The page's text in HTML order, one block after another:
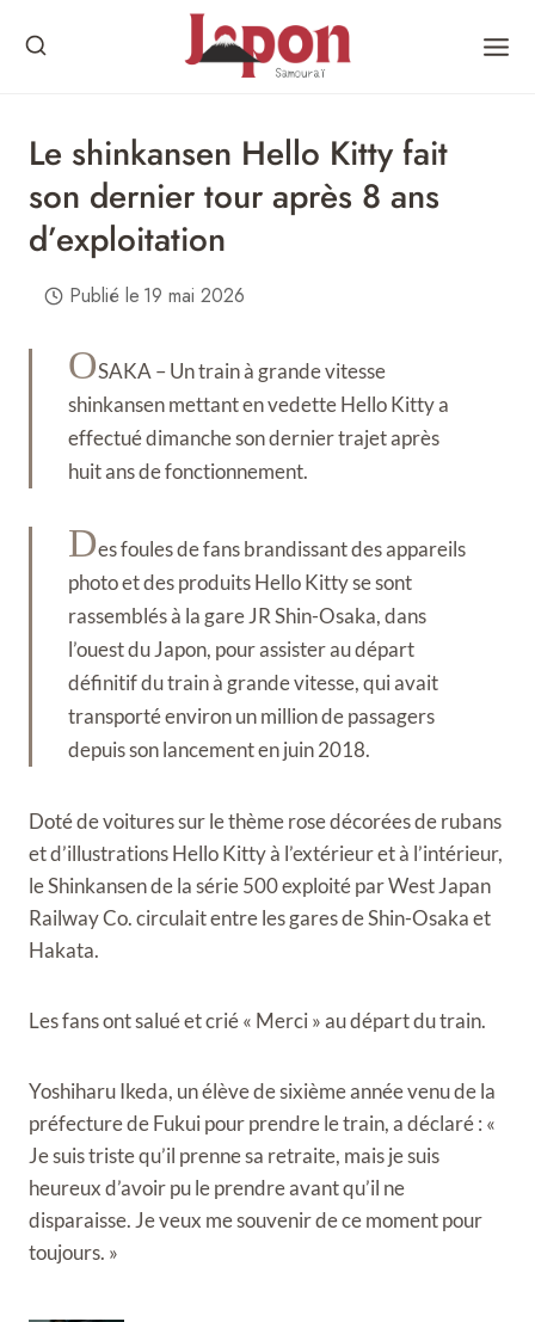
Le shinkansen Hello Kitty fait
son dernier tour après 8 ans
d’exploitation
Publié le 19 mai 2026
OSAKA – Un train à grande vitesse
shinkansen mettant en vedette Hello Kitty a
effectué dimanche son dernier trajet après
huit ans de fonctionnement.
Des foules de fans brandissant des appareils
photo et des produits Hello Kitty se sont
rassemblés à la gare JR Shin-Osaka, dans
l’ouest du Japon, pour assister au départ
définitif du train à grande vitesse, qui avait
transporté environ un million de passagers
depuis son lancement en juin 2018.
Doté de voitures sur le thème rose décorées de rubans
et d’illustrations Hello Kitty à l’extérieur et à l’intérieur,
le Shinkansen de la série 500 exploité par West Japan
Railway Co. circulait entre les gares de Shin-Osaka et
Hakata.
Les fans ont salué et crié « Merci » au départ du train.
Yoshiharu Ikeda, un élève de sixième année venu de la
préfecture de Fukui pour prendre le train, a déclaré : «
Je suis triste qu’il prenne sa retraite, mais je suis
heureux d’avoir pu le prendre avant qu’il ne
disparaisse. Je veux me souvenir de ce moment pour
toujours. »